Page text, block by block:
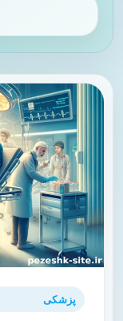
پزشکی